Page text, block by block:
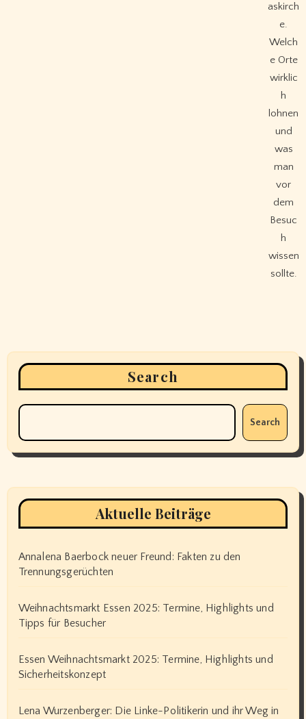
askirch
e.
Welch
e Orte
wirklic
h
lohnen
und
was
man
vor
dem
Besuc
h
wissen
sollte.
Search
Search
Aktuelle Beiträge
Annalena Baerbock neuer Freund: Fakten zu den
Trennungsgerüchten
Weihnachtsmarkt Essen 2025: Termine, Highlights und
Tipps für Besucher
Essen Weihnachtsmarkt 2025: Termine, Highlights und
Sicherheitskonzept
Lena Wurzenberger: Die Linke-Politikerin und ihr Weg in